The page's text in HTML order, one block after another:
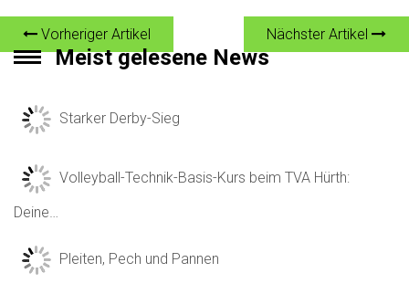
Vorheriger Artikel Nächster Artikel
Meist gelesene News
Starker Derby-Sieg
Volleyball-Technik-Basis-Kurs beim TVA Hürth:
Deine…
Pleiten, Pech und Pannen